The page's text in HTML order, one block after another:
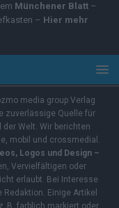
Münchener Blatt –
– Hier mehr
media group Verlag
zuverlässige Quelle für
Welt. Wir berichten
mobil und crossmedial.
Logos und Design –
Vervielfältigen oder
erlaubt. Bei Interesse
Einige Artikel